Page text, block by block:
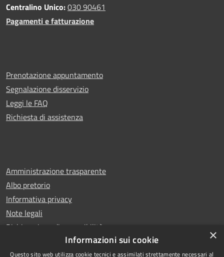
Centralino Unico:030 90461
Pagamenti e fatturazione
Prenotazione appuntamento
Segnalazione disservizio
Leggi le FAQ
Richiesta di assistenza
Amministrazione trasparente
Albo pretorio
Informativa privacy
Note legali
Dichiarazione di accessibilità
×
Informazioni sui cookie
Questo sito web utilizza cookie tecnici e assimilati strettamente necessari al